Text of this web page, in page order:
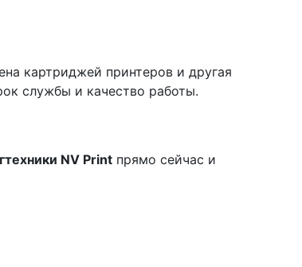
картриджей принтеров и другая
службы и качество работы.
NV Print прямо сейчас и